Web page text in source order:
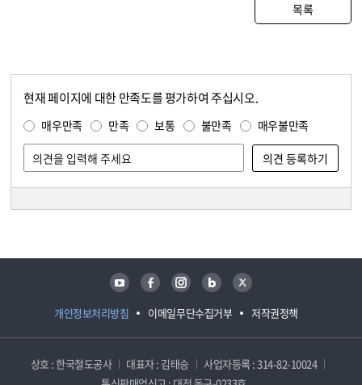
목록
현재 페이지에 대한 만족도를 평가하여 주십시오.
매우만족 만족 보통 불만족 매우불만족
개인정보처리방침 이메일무단수집거부 저작권정책
유튜브 페이스북 인스타그램 블로그 트위터
상호 : 한국철도공사 대표자 : 김태승
사업자등록 : 314-82-10024